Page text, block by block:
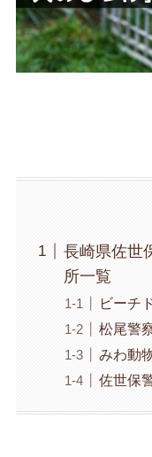
長崎県佐世
所一覧
ビーチ
松尾警
みわ動
佐世保